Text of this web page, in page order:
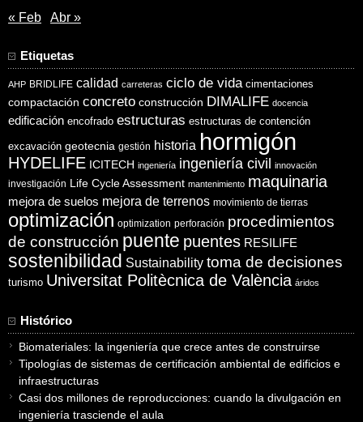
« Feb Abr »
Etiquetas
AHP BRIDLIFE calidad carreteras ciclo de vida cimentaciones
compactación concreto construcción DIMALIFE docencia
edificación encofrado estructuras estructuras de contención
excavación geotecnia gestión historia hormigón
HYDELIFE ICITECH ingeniería ingeniería civil innovación
investigación Life Cycle Assessment mantenimiento maquinaria
mejora de suelos mejora de terrenos movimiento de tierras
optimización optimization perforación procedimientos
de construcción puente puentes RESILIFE
sostenibilidad Sustainability toma de decisiones
turismo Universitat Politècnica de València áridos
Histórico
Biomateriales: la ingeniería que crece antes de construirse
Tipologías de sistemas de certificación ambiental de edificios e
infraestructuras
Casi dos millones de reproducciones: cuando la divulgación en
ingeniería trasciende el aula